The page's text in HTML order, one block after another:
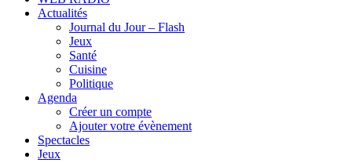
Actualités
Journal du Jour – Flash
Jeux
Santé
Cuisine
Politique
Agenda
Créer un compte
Ajouter votre évènement
Spectacles
Jeux